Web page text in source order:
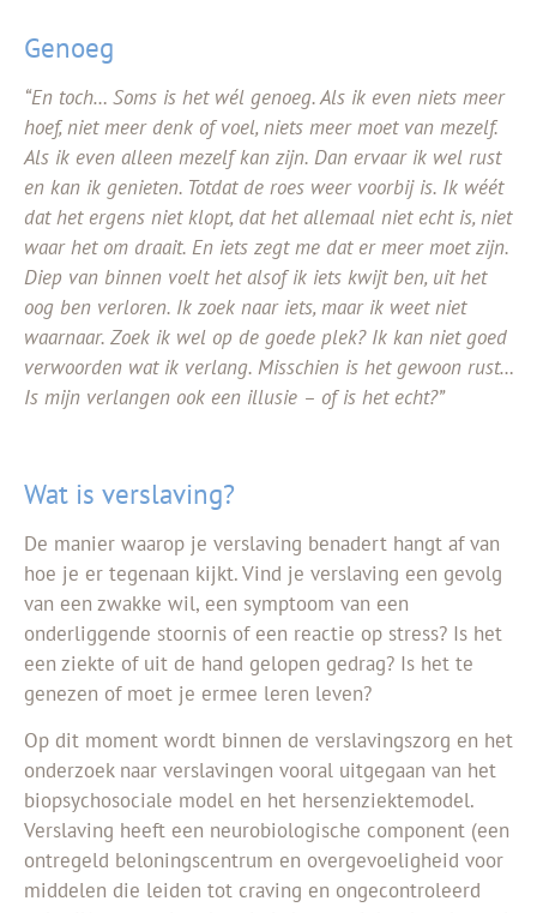
Genoeg
“En toch… Soms is het wél genoeg. Als ik even niets meer
hoef, niet meer denk of voel, niets meer moet van mezelf.
Als ik even alleen mezelf kan zijn. Dan ervaar ik wel rust
en kan ik genieten. Totdat de roes weer voorbij is. Ik wéét
dat het ergens niet klopt, dat het allemaal niet echt is, niet
waar het om draait. En iets zegt me dat er meer moet zijn.
Diep van binnen voelt het alsof ik iets kwijt ben, uit het
oog ben verloren. Ik zoek naar iets, maar ik weet niet
waarnaar. Zoek ik wel op de goede plek? Ik kan niet goed
verwoorden wat ik verlang. Misschien is het gewoon rust…
Is mijn verlangen ook een illusie – of is het echt?”
Wat is verslaving?
De manier waarop je verslaving benadert hangt af van
hoe je er tegenaan kijkt. Vind je verslaving een gevolg
van een zwakke wil, een symptoom van een
onderliggende stoornis of een reactie op stress? Is het
een ziekte of uit de hand gelopen gedrag? Is het te
genezen of moet je ermee leren leven?
Op dit moment wordt binnen de verslavingszorg en het
onderzoek naar verslavingen vooral uitgegaan van het
biopsychosociale model en het hersenziektemodel.
Verslaving heeft een neurobiologische component (een
ontregeld beloningscentrum en overgevoeligheid voor
middelen die leiden tot craving en ongecontroleerd